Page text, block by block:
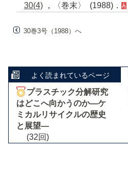
30(4) ，〈巻末〉 (1988)．
30巻3号（1988）へ
よく読まれているページ
プラスチック分解研究
はどこへ向かうのか―ケ
ミカルリサイクルの歴史
と展望―
(32回)